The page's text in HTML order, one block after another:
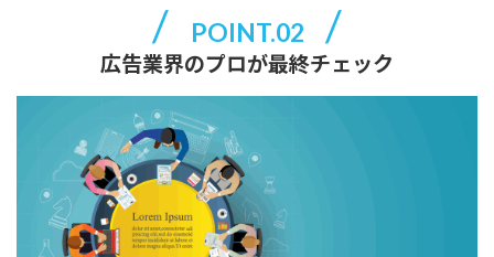
POINT.02
広告業界のプロが最終チェック